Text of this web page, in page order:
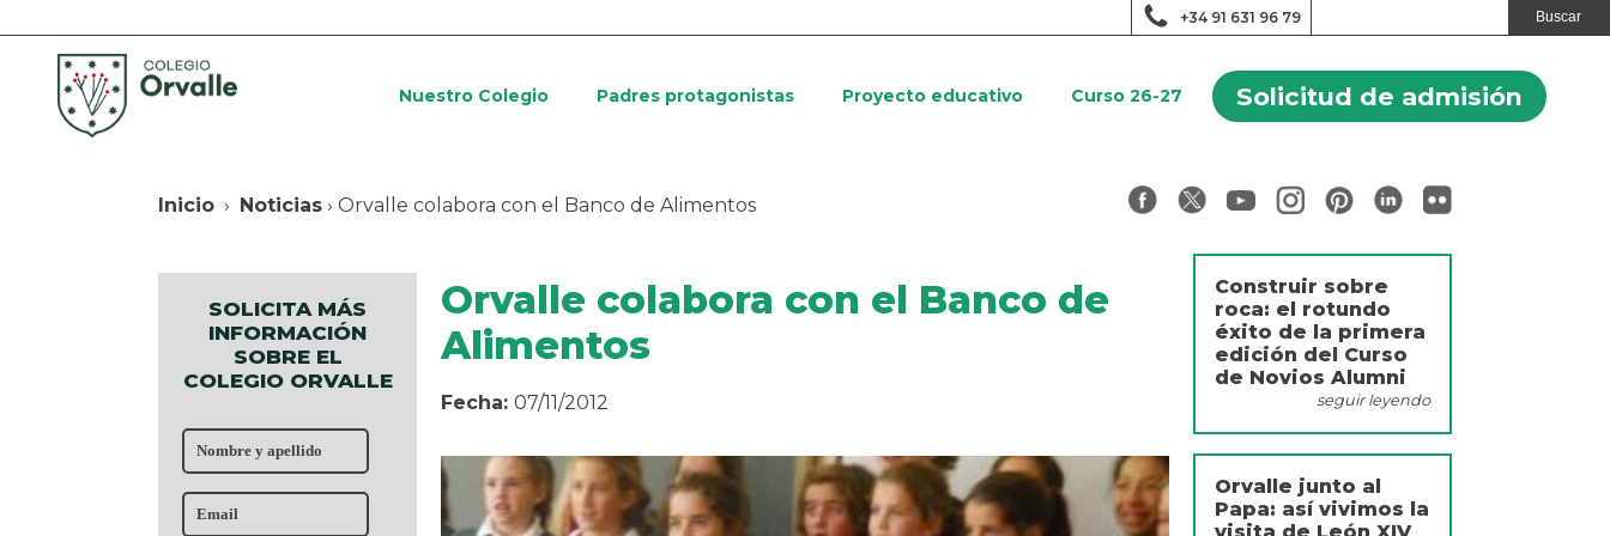
+34 91 631 96 79
Nuestro Colegio Padres protagonistas Proyecto educativo Curso 26-27 Solicitud de admisión
Inicio › Noticias › Orvalle colabora con el Banco de Alimentos
SOLICITA MÁS
INFORMACIÓN
SOBRE EL
COLEGIO ORVALLE
Orvalle colabora con el Banco de
Alimentos
Fecha: 07/11/2012
Construir sobre
roca: el rotundo
éxito de la primera
edición del Curso
de Novios Alumni
seguir leyendo
Orvalle junto al
Papa: así vivimos la